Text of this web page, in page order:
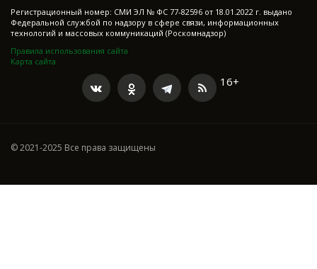
Регистрационный номер: СМИ ЭЛ № ФС 77-82596 от 18.01.2022 г. выдано
Федеральной службой по надзору в сфере связи, информационных
технологий и массовых коммуникаций (Роскомнадзор)
Правила использования сайта
Карта сайта
16+
© 2021-2025 Все права защищены